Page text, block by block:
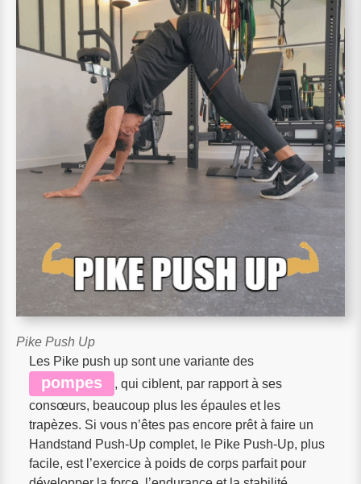
Pike Push Up
Les Pike push up sont une variante des
pompes
, qui ciblent, par rapport à ses
consœurs, beaucoup plus les épaules et les
trapèzes. Si vous n’êtes pas encore prêt à faire un
Handstand Push-Up complet, le Pike Push-Up, plus
facile, est l’exercice à poids de corps parfait pour